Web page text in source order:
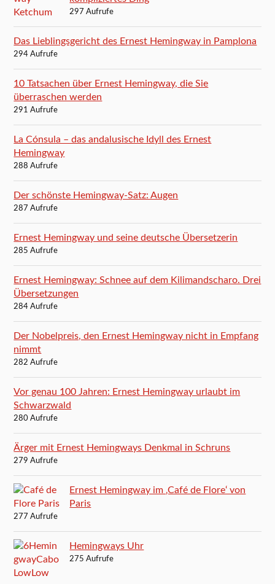
297 Aufrufe
Das Lieblingsgericht des Ernest Hemingway in Pamplona
294 Aufrufe
10 Tatsachen über Ernest Hemingway, die Sie
überraschen werden
291 Aufrufe
La Cónsula – das andalusische Idyll des Ernest
Hemingway
288 Aufrufe
Der schönste Hemingway-Satz: Augen
287 Aufrufe
Ernest Hemingway und seine deutsche Übersetzerin
285 Aufrufe
Ernest Hemingway: Schnee auf dem Kilimandscharo. Drei
Übersetzungen
284 Aufrufe
Der Nobelpreis, den Ernest Hemingway nicht in Empfang
nimmt
282 Aufrufe
Vor genau 100 Jahren: Ernest Hemingway urlaubt im
Schwarzwald
280 Aufrufe
Ärger mit Ernest Hemingways Denkmal in Schruns
279 Aufrufe
Ernest Hemingway im ‚Café de Flore‘ von
Paris
277 Aufrufe
Hemingways Uhr
275 Aufrufe